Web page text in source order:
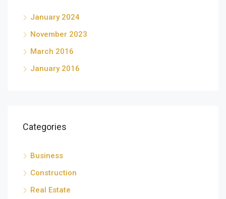
January 2024
November 2023
March 2016
January 2016
Categories
Business
Construction
Real Estate